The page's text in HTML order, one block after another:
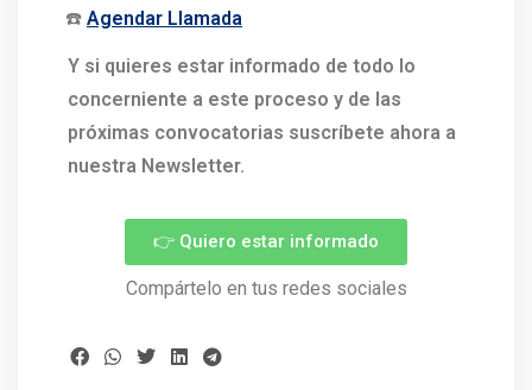
☎️ Agendar Llamada
Y si quieres estar informado de todo lo
concerniente a este proceso y de las
próximas convocatorias suscríbete ahora a
nuestra Newsletter.
👉 Quiero estar informado
Compártelo en tus redes sociales